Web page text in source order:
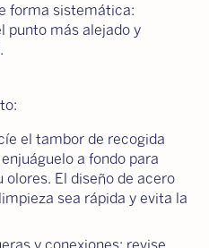
forma sistemática:
punto más alejado y
el tambor de recogida
a fondo para
El diseño de acero
sea rápida y evita la